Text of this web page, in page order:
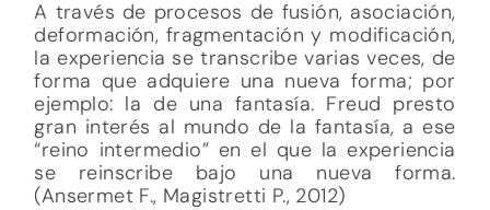
A través de procesos de fusión, asociación,
deformación, fragmentación y modificación,
la experiencia se transcribe varias veces, de
forma que adquiere una nueva forma; por
ejemplo: la de una fantasía. Freud presto
gran interés al mundo de la fantasía, a ese
“reino intermedio” en el que la experiencia
se reinscribe bajo una nueva forma.
(Ansermet F., Magistretti P., 2012)